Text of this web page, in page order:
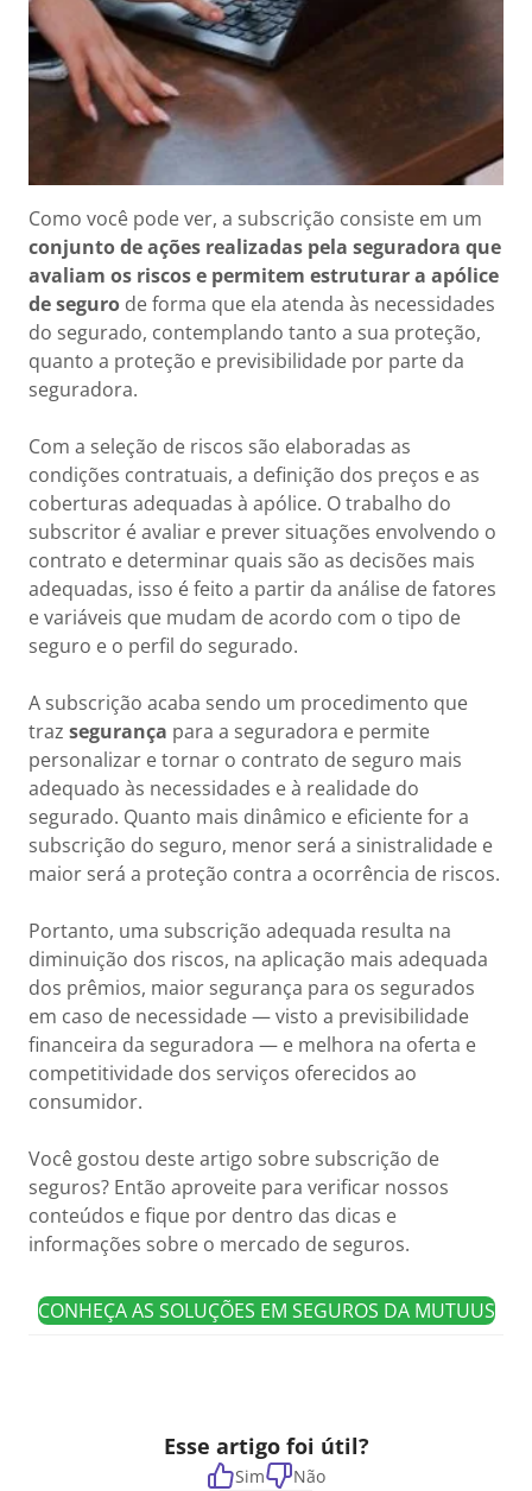
Como você pode ver, a subscrição consiste em um
conjunto de ações realizadas pela seguradora que
avaliam os riscos e permitem estruturar a apólice
de seguro de forma que ela atenda às necessidades
do segurado, contemplando tanto a sua proteção,
quanto a proteção e previsibilidade por parte da
seguradora.
Com a seleção de riscos são elaboradas as
condições contratuais, a definição dos preços e as
coberturas adequadas à apólice. O trabalho do
subscritor é avaliar e prever situações envolvendo o
contrato e determinar quais são as decisões mais
adequadas, isso é feito a partir da análise de fatores
e variáveis que mudam de acordo com o tipo de
seguro e o perfil do segurado.
A subscrição acaba sendo um procedimento que
traz segurança para a seguradora e permite
personalizar e tornar o contrato de seguro mais
adequado às necessidades e à realidade do
segurado. Quanto mais dinâmico e eficiente for a
subscrição do seguro, menor será a sinistralidade e
maior será a proteção contra a ocorrência de riscos.
Portanto, uma subscrição adequada resulta na
diminuição dos riscos, na aplicação mais adequada
dos prêmios, maior segurança para os segurados
em caso de necessidade — visto a previsibilidade
financeira da seguradora — e melhora na oferta e
competitividade dos serviços oferecidos ao
consumidor.
Você gostou deste artigo sobre subscrição de
seguros? Então aproveite para verificar nossos
conteúdos e fique por dentro das dicas e
informações sobre o mercado de seguros.
CONHEÇA AS SOLUÇÕES EM SEGUROS DA MUTUUS
Esse artigo foi útil?
Sim Não